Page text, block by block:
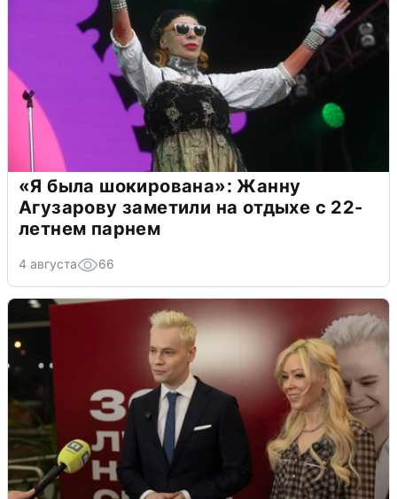
«Я была шокирована»: Жанну
Агузарову заметили на отдыхе с 22-
летнем парнем
4 августа 66